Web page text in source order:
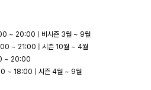
~ 20:00 | 비시즌 3월 ~ 9월
~ 21:00 | 시즌 10월 ~ 4월
~ 20:00
~ 18:00 | 시즌 4월 ~ 9월